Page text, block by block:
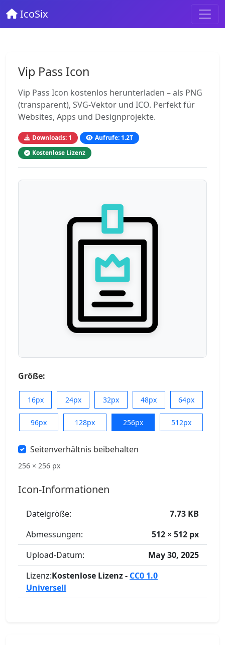
IcoSix
Vip Pass Icon
Vip Pass Icon kostenlos herunterladen – als PNG
(transparent), SVG-Vektor und ICO. Perfekt für
Websites, Apps und Designprojekte.
Downloads: 1
Aufrufe: 1.2T
Kostenlose Lizenz
Größe:
16px 24px 32px 48px 64px
96px 128px 256px 512px
Seitenverhältnis beibehalten
256 × 256 px
Icon-Informationen
Dateigröße:
7.73 KB
Abmessungen:
512 × 512 px
Upload-Datum:
May 30, 2025
Lizenz:Kostenlose Lizenz - CC0 1.0
Universell